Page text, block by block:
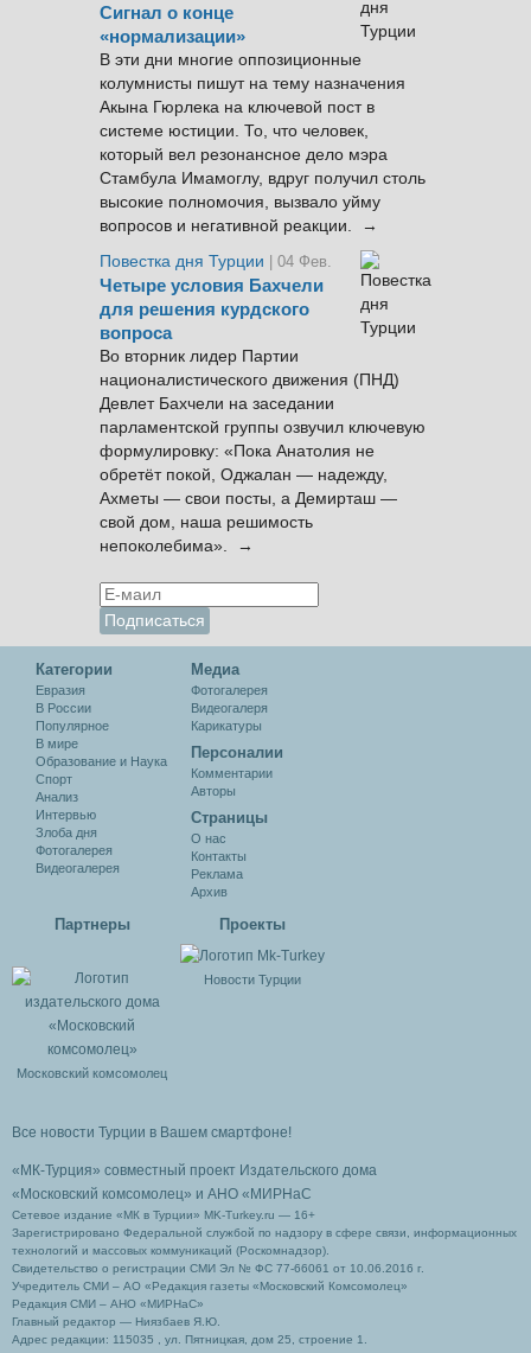
Сигнал о конце
«нормализации»
В эти дни многие оппозиционные
колумнисты пишут на тему назначения
Акына Гюрлека на ключевой пост в
системе юстиции. То, что человек,
который вел резонансное дело мэра
Стамбула Имамоглу, вдруг получил столь
высокие полномочия, вызвало уйму
вопросов и негативной реакции. →
Повестка дня Турции
| 04 Фев.
Четыре условия Бахчели
для решения курдского
вопроса
Во вторник лидер Партии
националистического движения (ПНД)
Девлет Бахчели на заседании
парламентской группы озвучил ключевую
формулировку: «Пока Анатолия не
обретёт покой, Оджалан — надежду,
Ахметы — свои посты, а Демирташ —
свой дом, наша решимость
непоколебима». →
Категории
Евразия
В России
Популярное
В мире
Образование и Наука
Спорт
Анализ
Интервью
Злоба дня
Фотогалерея
Видеогалерея
Медиа
Фотогалерея
Видеогалеря
Карикатуры
Персоналии
Комментарии
Авторы
Cтраницы
О нас
Контакты
Реклама
Архив
Партнеры
Московский комсомолец
Проекты
Новости Турции
Все новости Турции в Вашем смартфоне!
«МК-Турция» совместный проект Издательского дома
«Московский комсомолец» и АНО «МИРНаС
Сетевое издание «МК в Турции» MK-Turkey.ru — 16+
Зарегистрировано Федеральной службой по надзору в сфере связи, информационных
технологий и массовых коммуникаций (Роскомнадзор).
Свидетельство о регистрации СМИ Эл № ФС 77-66061 от 10.06.2016 г.
Учредитель СМИ – АО «Редакция газеты «Московский Комсомолец»
Редакция СМИ – АНО «МИРНаС»
Главный редактор — Ниязбаев Я.Ю.
Адрес редакции: 115035 , ул. Пятницкая, дом 25, строение 1.